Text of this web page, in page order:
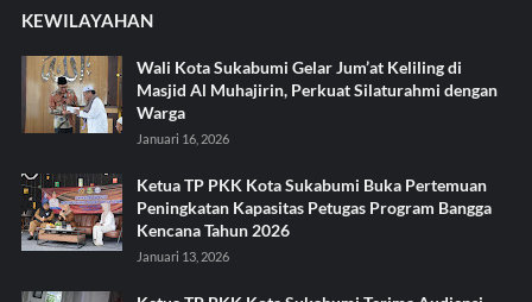
KEWILAYAHAN
Wali Kota Sukabumi Gelar Jum’at Keliling di
Masjid Al Muhajirin, Perkuat Silaturahmi dengan
Warga
Januari 16, 2026
Ketua TP PKK Kota Sukabumi Buka Pertemuan
Peningkatan Kapasitas Petugas Program Bangga
Kencana Tahun 2026
Januari 13, 2026